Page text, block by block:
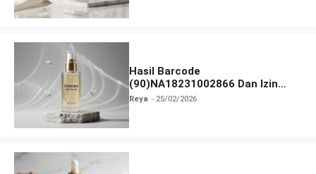
Hasil Barcode
(90)NA18231002866 Dan Izin
BPOM
Reya 25/02/2026